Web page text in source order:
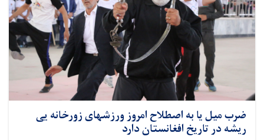
ضرب میل یا به اصطلاح امروز ورزشهای زورخانه یی
ریشه در تاریخ افغانستان دارد